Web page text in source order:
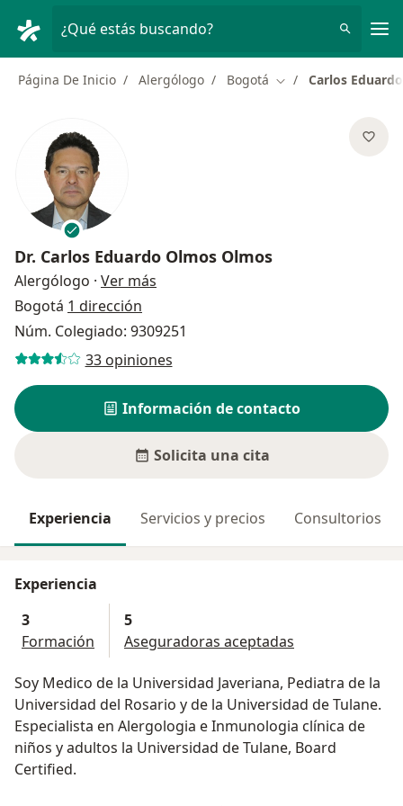
¿Qué estás buscando?
Página De Inicio Alergólogo Bogotá Cambiar de ciudad
Carlos
Dr. Carlos Eduardo Olmos Olmos
Alergólogo · Ver más
Bogotá 1 dirección
Núm. Colegiado: 9309251
33 opiniones
Información de contacto
Solicita una cita
Experiencia Servicios y precios Consultorios
Experiencia
3
Formación
5
Aseguradoras aceptadas
Soy Medico de la Universidad Javeriana, Pediatra de la
Universidad del Rosario y de la Universidad de Tulane.
Especialista en Alergologia e Inmunologia clínica de
niños y adultos la Universidad de Tulane, Board
Certified.